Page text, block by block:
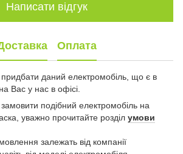
Написати відгук
Оплата
даний електромобіль, що є в
Вас у нас в офісі.
подібний електромобіль на
уважно прочитайте розділ умови
залежать від компанії